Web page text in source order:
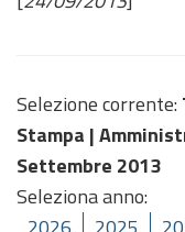
Selezione corrente:
Stampa |
Settembre 2013
Seleziona anno: